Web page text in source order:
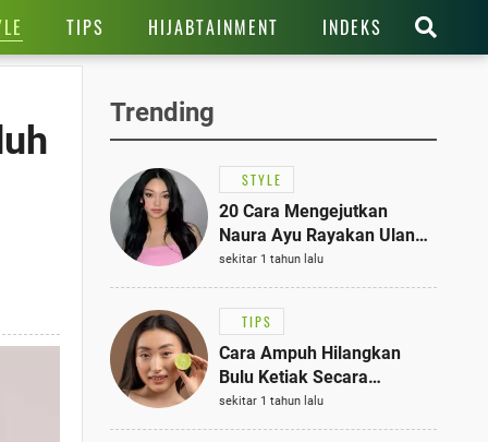
TIPS HIJABTAINMENT INDEKS
Trending
STYLE
20 Cara Mengejutkan
Naura Ayu Rayakan Ulang
Tahun di Panti Asuhan,
Terlihat Anggun dengan
Kaftan Cokelat
sekitar 1 tahun lalu
TIPS
Cara Ampuh Hilangkan
Bulu Ketiak Secara
Permanen dalam 5
Langkah Sederhana
sekitar 1 tahun lalu